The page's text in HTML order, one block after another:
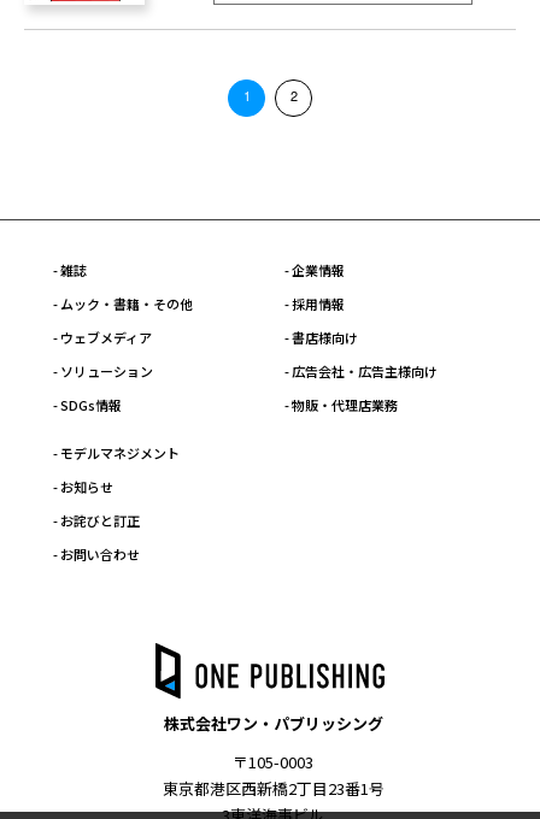
1 2
- 雑誌
- ムック・書籍・その他
- ウェブメディア
- ソリューション
- SDGs情報
- 企業情報
- 採用情報
- 書店様向け
- 広告会社・広告主様向け
- 物販・代理店業務
- モデルマネジメント
- お知らせ
- お詫びと訂正
- お問い合わせ
株式会社ワン・パブリッシング
〒105-0003
東京都港区西新橋2丁目23番1号
3東洋海事ビル